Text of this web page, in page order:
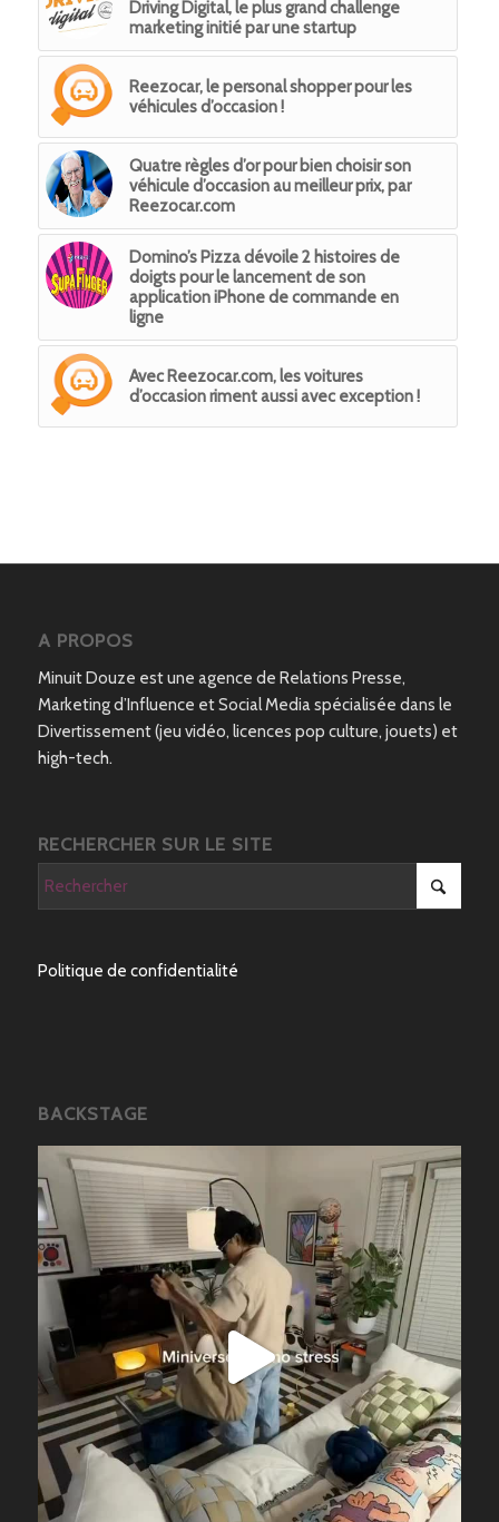
Driving Digital, le plus grand challenge
marketing initié par une startup
Reezocar, le personal shopper pour les
véhicules d’occasion !
Quatre règles d’or pour bien choisir son
véhicule d’occasion au meilleur prix, par
Reezocar.com
Domino’s Pizza dévoile 2 histoires de
doigts pour le lancement de son
application iPhone de commande en
ligne
Avec Reezocar.com, les voitures
d’occasion riment aussi avec exception !
A PROPOS
Minuit Douze est une agence de Relations Presse,
Marketing d’Influence et Social Media spécialisée dans le
Divertissement (jeu vidéo, licences pop culture, jouets) et
high-tech.
RECHERCHER SUR LE SITE
Politique de confidentialité
BACKSTAGE